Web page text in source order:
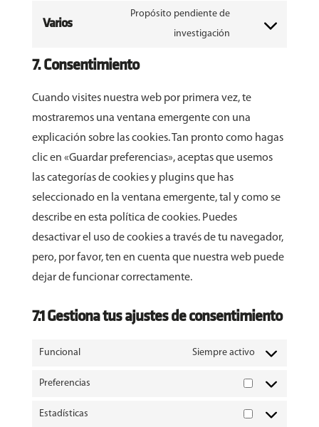
Varios
Propósito pendiente de
investigación
Consent
varios
7. Consentimiento
Cuando visites nuestra web por primera vez, te
mostraremos una ventana emergente con una
explicación sobre las cookies. Tan pronto como hagas
clic en «Guardar preferencias», aceptas que usemos
las categorías de cookies y plugins que has
seleccionado en la ventana emergente, tal y como se
describe en esta política de cookies. Puedes
desactivar el uso de cookies a través de tu navegador,
pero, por favor, ten en cuenta que nuestra web puede
dejar de funcionar correctamente.
7.1 Gestiona tus ajustes de consentimiento
Funcional Siempre activo
Preferencias
Estadísticas